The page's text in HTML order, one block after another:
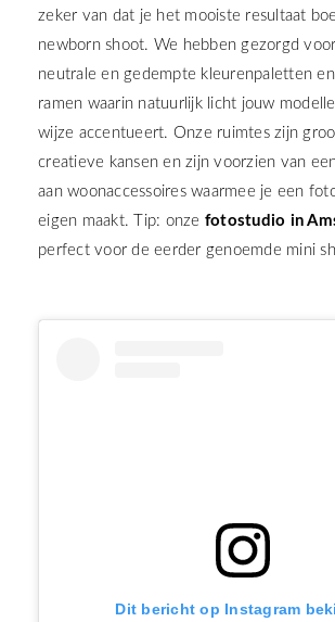
zeker van dat je het mooiste resultaat
newborn shoot. We hebben gezorgd
neutrale en gedempte kleurenpaletten
ramen waarin natuurlijk licht jouw
wijze accentueert. Onze ruimtes zijn
creatieve kansen en zijn voorzien van
aan woonaccessoires waarmee je een
eigen maakt. Tip: onze fotostudio in
perfect voor de eerder genoemde mini
Dit bericht op Instagram